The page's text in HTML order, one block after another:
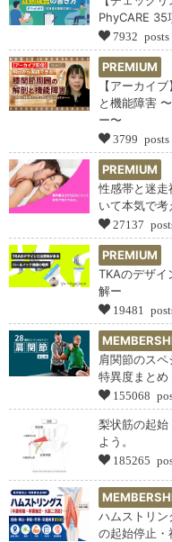
PhyCARE 35
7932 posts
PREMIUM
【アーカイ
と機能障害
ー〜
3799 posts
PREMIUM
性感帯と迷走
いて本気で考
27137
PREMIUM
TKAのデザイ
解ー
19481
肩関節のス
特異度まとめ
155068
梨状筋の起始
よう。
185265
ハムストリン
の起始停止・